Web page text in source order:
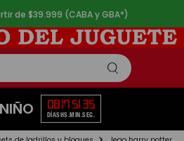
de $39.999 (CABA y GBA*)
08
DÍAS
17
HS.
51
MIN.
35
SEG.